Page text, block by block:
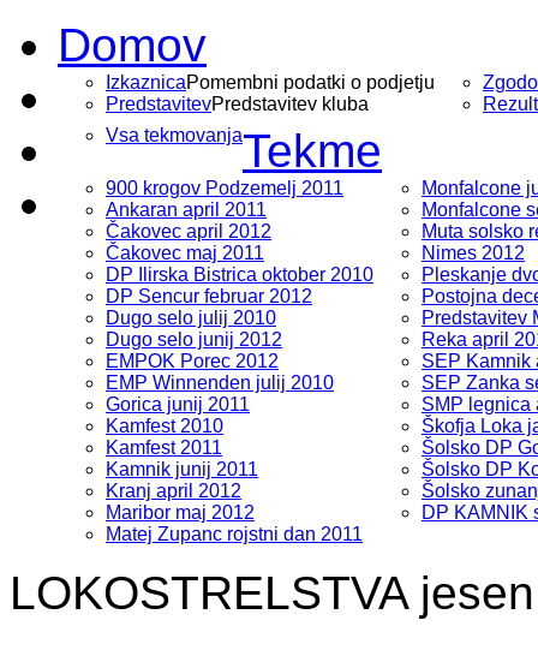
Domov
IzkaznicaPomembni podatki o podjetju
PredstavitevPredstavitev kluba
Tekme
Vsa tekmovanja
900 krogov Podzemelj 2011
Ankaran april 2011
Čakovec april 2012
Čakovec maj 2011
DP Ilirska Bistrica oktober 2010
DP Sencur februar 2012
Dugo selo julij 2010
Dugo selo junij 2012
EMPOK Porec 2012
EMP Winnenden julij 2010
Gorica junij 2011
Kamfest 2010
Kamfest 2011
Kamnik junij 2011
Kranj april 2012
Maribor maj 2012
Matej Zupanc rojstni dan 2011
Monfalcone
Monfalcone
Muta solsko
Nimes 2012
Pleskanje
Postojna
Predstavitev
Reka april
SEP Kamnik
SEP Zanka
SMP legnica
Škofja Loka
Šolsko DP
Šolsko DP
Šolsko
DP KAMNIK
LOKOSTRELSTVA